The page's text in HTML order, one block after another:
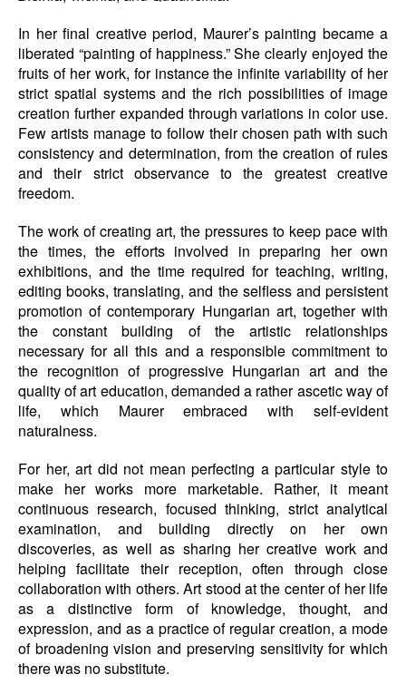
In her final creative period, Maurer’s painting became a
liberated “painting of happiness.” She clearly enjoyed the
fruits of her work, for instance the infinite variability of her
strict spatial systems and the rich possibilities of image
creation further expanded through variations in color use.
Few artists manage to follow their chosen path with such
consistency and determination, from the creation of rules
and their strict observance to the greatest creative
freedom.
The work of creating art, the pressures to keep pace with
the times, the efforts involved in preparing her own
exhibitions, and the time required for teaching, writing,
editing books, translating, and the selfless and persistent
promotion of contemporary Hungarian art, together with
the constant building of the artistic relationships
necessary for all this and a responsible commitment to
the recognition of progressive Hungarian art and the
quality of art education, demanded a rather ascetic way of
life, which Maurer embraced with self-evident
naturalness.
For her, art did not mean perfecting a particular style to
make her works more marketable. Rather, it meant
continuous research, focused thinking, strict analytical
examination, and building directly on her own
discoveries, as well as sharing her creative work and
helping facilitate their reception, often through close
collaboration with others. Art stood at the center of her life
as a distinctive form of knowledge, thought, and
expression, and as a practice of regular creation, a mode
of broadening vision and preserving sensitivity for which
there was no substitute.